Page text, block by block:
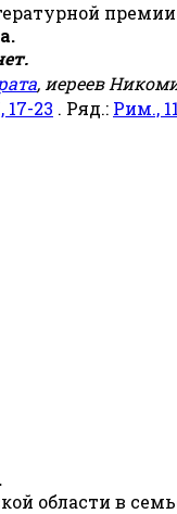
, иереев
17-23 . Ряд.: Рим.,
области в